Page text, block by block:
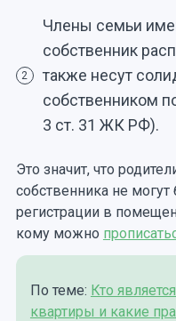
2
Члены семьи
собственник
также несут
собственником
3 ст. 31 ЖК РФ).
Это значит, что
собственника не
регистрации в
кому можно
По теме: Кто
квартиры и какие